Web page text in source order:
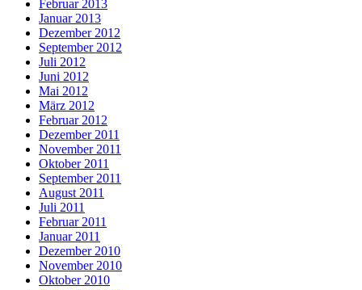
Februar 2013
Januar 2013
Dezember 2012
September 2012
Juli 2012
Juni 2012
Mai 2012
März 2012
Februar 2012
Dezember 2011
November 2011
Oktober 2011
September 2011
August 2011
Juli 2011
Februar 2011
Januar 2011
Dezember 2010
November 2010
Oktober 2010